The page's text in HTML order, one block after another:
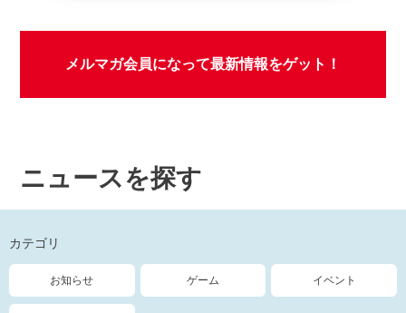
メルマガ会員になって最新情報をゲット！
ニュースを探す
カテゴリ
お知らせ ゲーム イベント